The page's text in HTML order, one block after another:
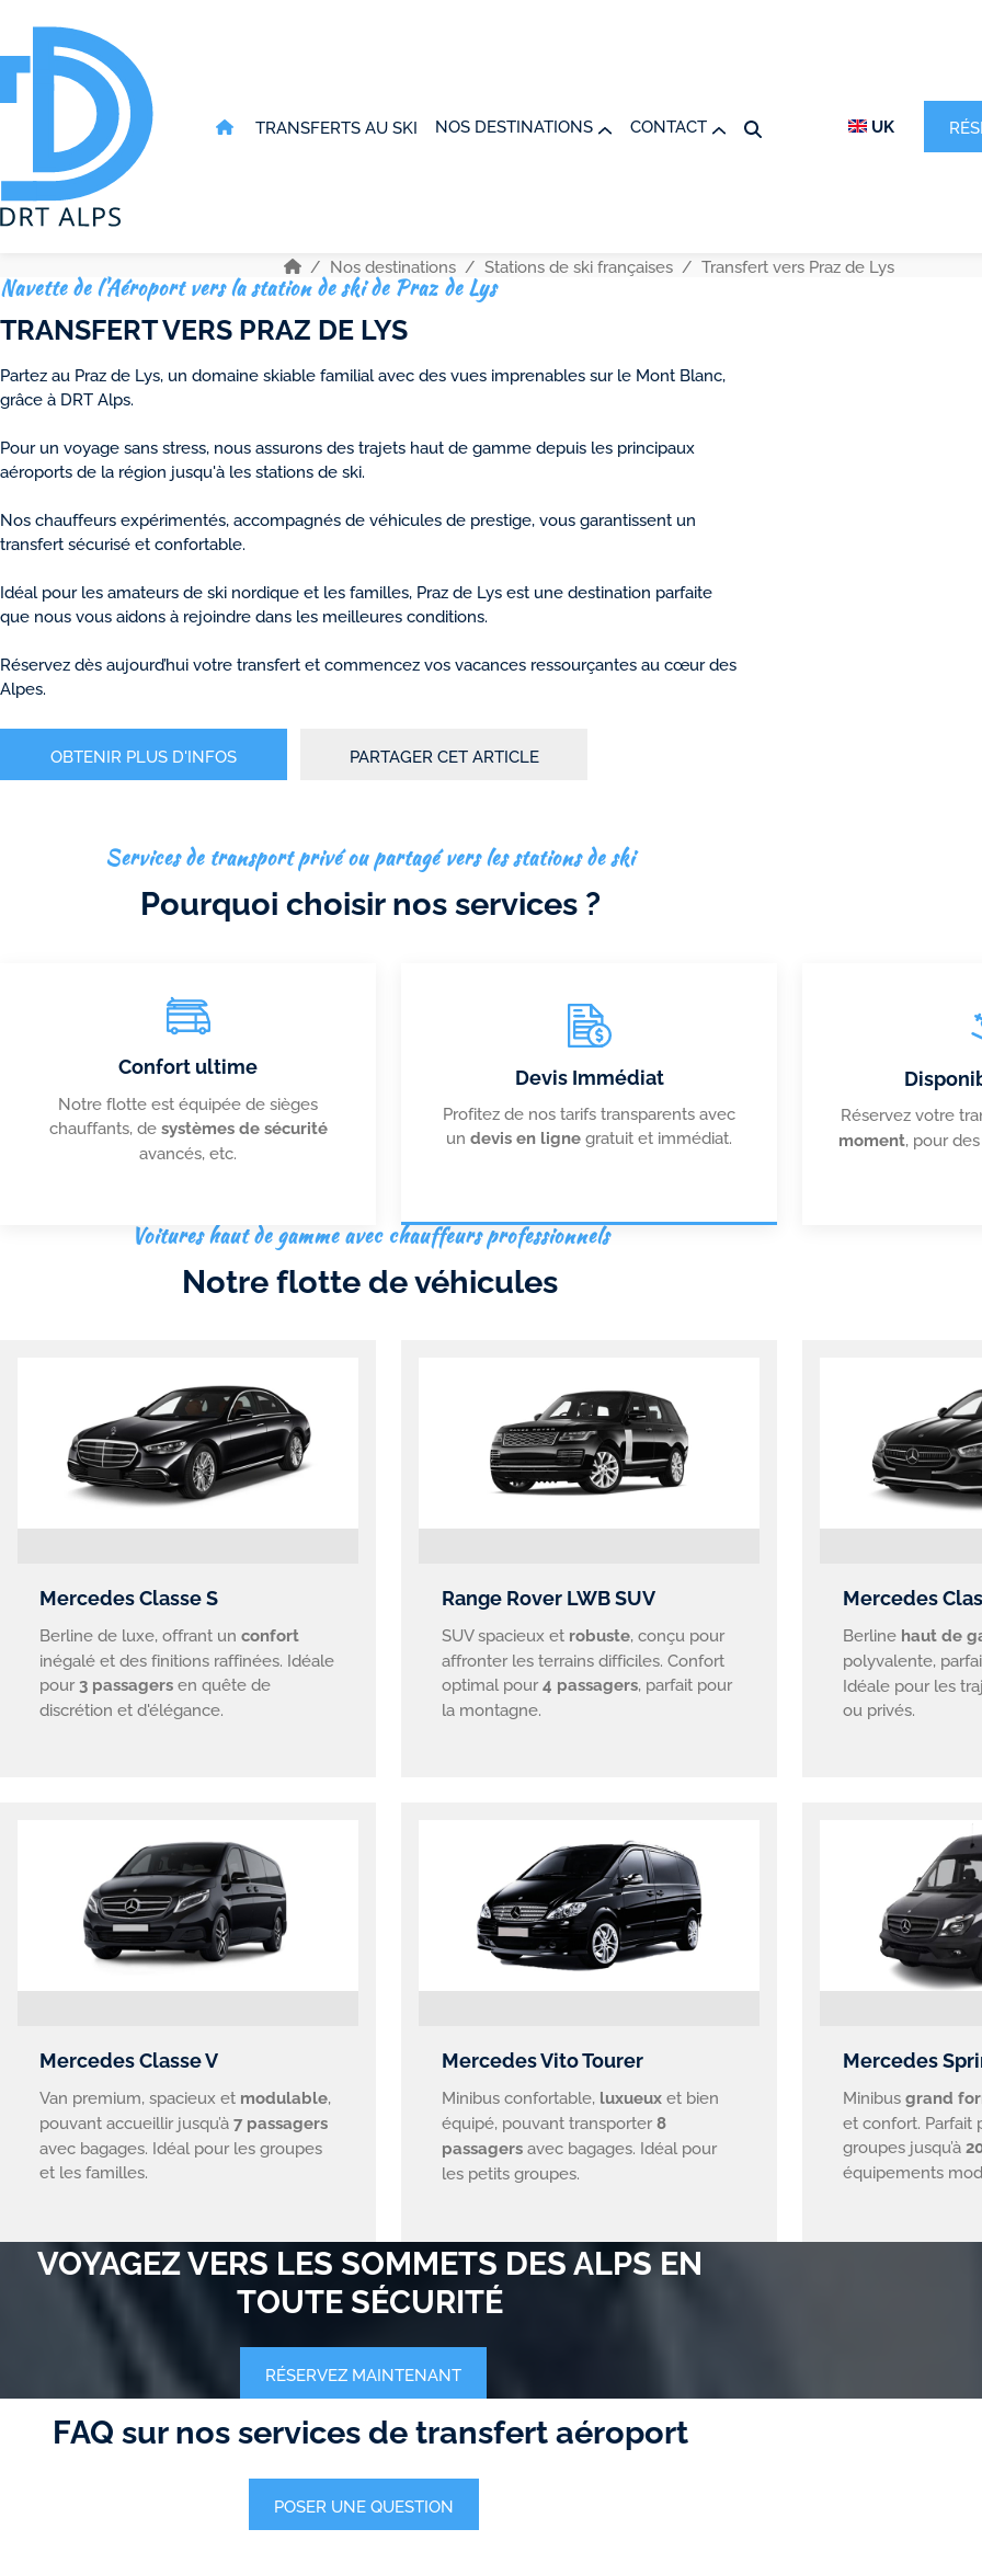
TRANSFERTS AU SKI NOS DESTINATIONS CONTACT UK
Nos destinations Stations de ski françaises Transfert vers Praz de Lys
TRANSFERT VERS PRAZ DE LYS
Navette de l'Aéroport vers la station de ski de Praz de Lys
Partez au Praz de Lys, un domaine skiable familial avec des vues imprenables sur le Mont Blanc,
grâce à DRT Alps.
Pour un voyage sans stress, nous assurons des trajets haut de gamme depuis les principaux
aéroports de la région jusqu'à les stations de ski.
Nos chauffeurs expérimentés, accompagnés de véhicules de prestige, vous garantissent un
transfert sécurisé et confortable.
Idéal pour les amateurs de ski nordique et les familles, Praz de Lys est une destination parfaite
que nous vous aidons à rejoindre dans les meilleures conditions.
Réservez dès aujourd’hui votre transfert et commencez vos vacances ressourçantes au cœur des
Alpes.
OBTENIR PLUS D'INFOS PARTAGER CET ARTICLE
Pourquoi choisir nos services ?
Services de transport privé ou partagé vers les stations de ski
Confort ultime
Notre flotte est équipée de sièges
chauffants, de systèmes de sécurité
avancés, etc.
Devis Immédiat
Profitez de nos tarifs transparents avec
undevis en ligne gratuit et immédiat.
Réservez votre
moment, pour
Notre flotte de véhicules
Voitures haut de gamme avec chauffeurs professionnels
Mercedes Classe S
Berline de luxe, offrant unconfort
inégalé et des finitions raffinées. Idéale
pour3 passagers en quête de
discrétion et d'élégance.
Range Rover LWB SUV
SUV spacieux et robuste, conçu pour
affronter les terrains difficiles. Confort
optimal pour4 passagers, parfait pour
la montagne.
Mercedes
Berline haut de
polyvalente,
Idéale pour les
ou privés.
Mercedes Classe V
Van premium, spacieux et modulable,
pouvant accueillir jusqu’à7 passagers
avec bagages. Idéal pour les groupes
et les familles.
Mercedes Vito Tourer
Minibus confortable, luxueuxet bien
équipé, pouvant transporter8
passagersavec bagages. Idéal pour
les petits groupes.
Mercedes
Minibus grand
et confort. Parfait
groupes jusqu’à
équipements
VOYAGEZ VERS LES SOMMETS DES ALPS EN
TOUTE SÉCURITÉ
RÉSERVEZ MAINTENANT
FAQ sur nos services de transfert aéroport
POSER UNE QUESTION